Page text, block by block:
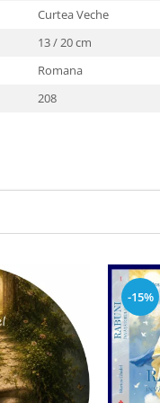
Curtea Veche
13 / 20 cm
Romana
208
-15%